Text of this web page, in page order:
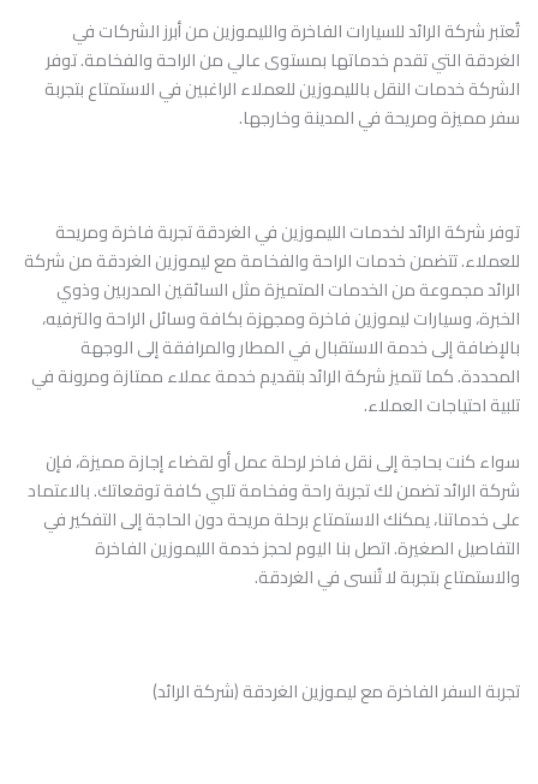
تُعتبر شركة الرائد للسيارات الفاخرة والليموزين من أبرز الشركات في
الغردقة التي تقدم خدماتها بمستوى عالي من الراحة والفخامة. توفر
الشركة خدمات النقل بالليموزين للعملاء الراغبين في الاستمتاع بتجربة
سفر مميزة ومريحة في المدينة وخارجها.
توفر شركة الرائد لخدمات الليموزين في الغردقة تجربة فاخرة ومريحة
للعملاء. تتضمن خدمات الراحة والفخامة مع ليموزين الغردقة من شركة
الرائد مجموعة من الخدمات المتميزة مثل السائقين المدربين وذوي
الخبرة، وسيارات ليموزين فاخرة ومجهزة بكافة وسائل الراحة والترفيه،
بالإضافة إلى خدمة الاستقبال في المطار والمرافقة إلى الوجهة
المحددة. كما تتميز شركة الرائد بتقديم خدمة عملاء ممتازة ومرونة في
تلبية احتياجات العملاء.
سواء كنت بحاجة إلى نقل فاخر لرحلة عمل أو لقضاء إجازة مميزة، فإن
شركة الرائد تضمن لك تجربة راحة وفخامة تلبي كافة توقعاتك. بالاعتماد
على خدماتنا، يمكنك الاستمتاع برحلة مريحة دون الحاجة إلى التفكير في
التفاصيل الصغيرة. اتصل بنا اليوم لحجز خدمة الليموزين الفاخرة
والاستمتاع بتجربة لا تُنسى في الغردقة.
تجربة السفر الفاخرة مع ليموزين الغردقة (شركة الرائد)